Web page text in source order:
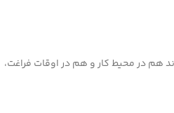
هم در محیط کار و هم در اوقات فراغت،